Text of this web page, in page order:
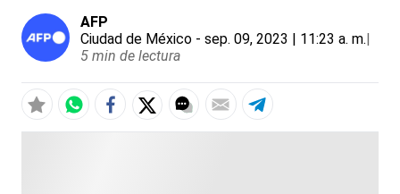
AFP
Ciudad de México - sep. 09, 2023 | 11:23 a. m.|
5 min de lectura